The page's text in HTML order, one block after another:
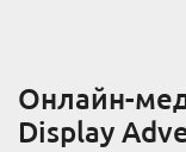
Онлайн-
Display